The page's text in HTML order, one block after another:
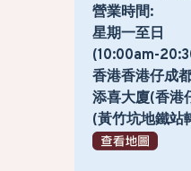
營業時間:
星期一至日
(10:00am-
香港香港仔成
添喜大廈(香港
(黃竹坑地鐵站